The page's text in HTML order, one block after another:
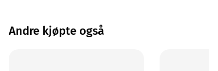
Andre kjøpte også